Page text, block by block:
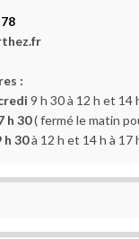
:
9 h 30 à 12 h et 14
h 30( fermé le matin
h 30à 12 h et 14 h à 17